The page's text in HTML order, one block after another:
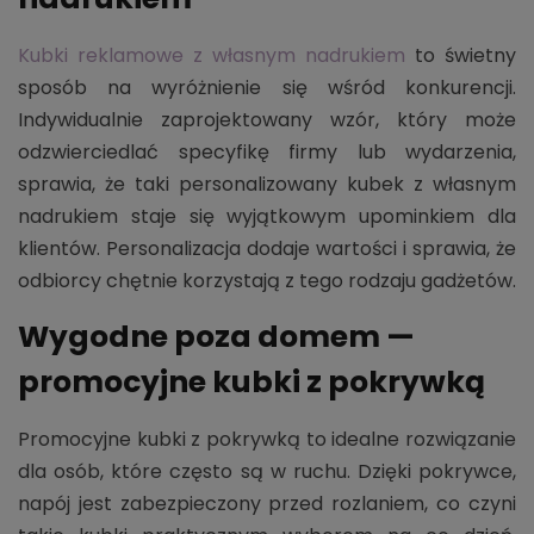
Kubki reklamowe z własnym nadrukiem to świetny
sposób na wyróżnienie się wśród konkurencji.
Indywidualnie zaprojektowany wzór, który może
odzwierciedlać specyfikę firmy lub wydarzenia,
sprawia, że taki personalizowany kubek z własnym
nadrukiem staje się wyjątkowym upominkiem dla
klientów. Personalizacja dodaje wartości i sprawia, że
odbiorcy chętnie korzystają z tego rodzaju gadżetów.
Wygodne poza domem —
promocyjne kubki z pokrywką
Promocyjne kubki z pokrywką to idealne rozwiązanie
dla osób, które często są w ruchu. Dzięki pokrywce,
napój jest zabezpieczony przed rozlaniem, co czyni